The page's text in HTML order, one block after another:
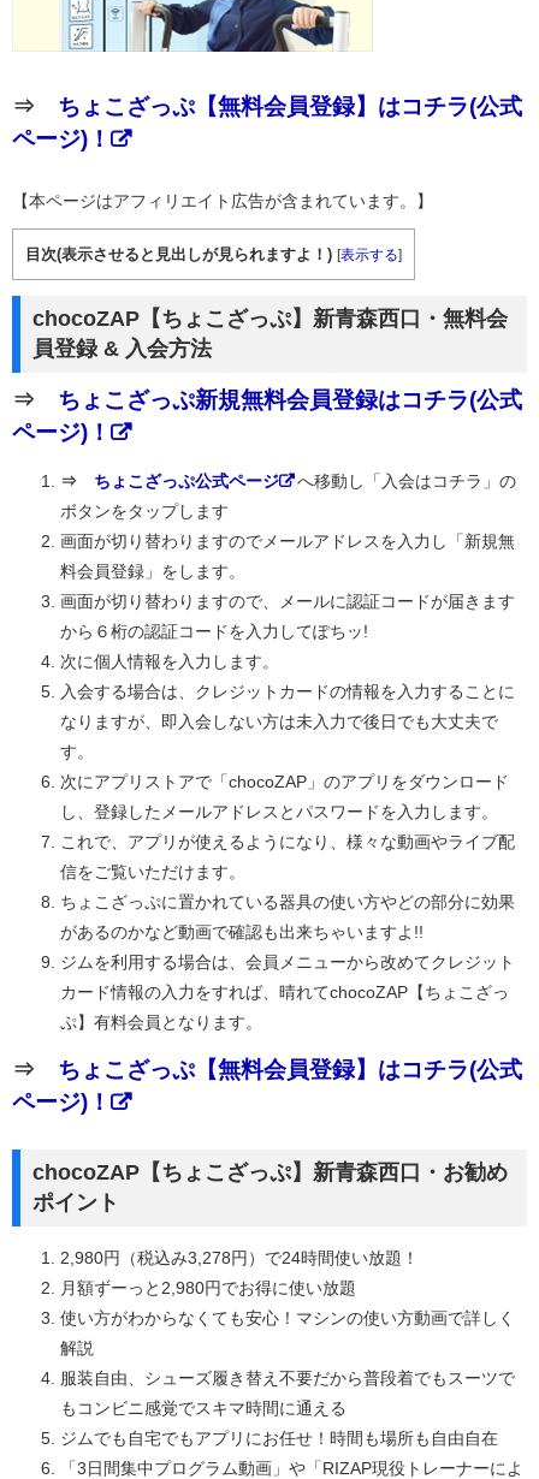
⇒ ちょこざっぷ【無料会員登録】はコチラ(公式
ページ)！
【本ページはアフィリエイト広告が含まれています。】
目次(表示させると見出しが見られますよ！) [表示する]
chocoZAP【ちょこざっぷ】新青森西口・無料会
員登録 & 入会方法
⇒ ちょこざっぷ新規無料会員登録はコチラ(公式
ページ)！
⇒ ちょこざっぷ公式ページ
へ移動し「入会はコチラ」の
ボタンをタップします
画面が切り替わりますのでメールアドレスを入力し「新規無
料会員登録」をします。
画面が切り替わりますので、メールに認証コードが届きます
から６桁の認証コードを入力してぽちッ!
次に個人情報を入力します。
入会する場合は、クレジットカードの情報を入力することに
なりますが、即入会しない方は未入力で後日でも大丈夫で
す。
次にアプリストアで「chocoZAP」のアプリをダウンロード
し、登録したメールアドレスとパスワードを入力します。
これで、アプリが使えるようになり、様々な動画やライブ配
信をご覧いただけます。
ちょこざっぷに置かれている器具の使い方やどの部分に効果
があるのかなど動画で確認も出来ちゃいますよ!!
ジムを利用する場合は、会員メニューから改めてクレジット
カード情報の入力をすれば、晴れてchocoZAP【ちょこざっ
ぷ】有料会員となります。
⇒ ちょこざっぷ【無料会員登録】はコチラ(公式
ページ)！
chocoZAP【ちょこざっぷ】新青森西口・お勧め
ポイント
2,980円（税込み3,278円）で24時間使い放題！
月額ずーっと2,980円でお得に使い放題
使い方がわからなくても安心！マシンの使い方動画で詳しく
解説
服装自由、シューズ履き替え不要だから普段着でもスーツで
もコンビニ感覚でスキマ時間に通える
ジムでも自宅でもアプリにお任せ！時間も場所も自由自在
「3日間集中プログラム動画」や「RIZAP現役トレーナーによ